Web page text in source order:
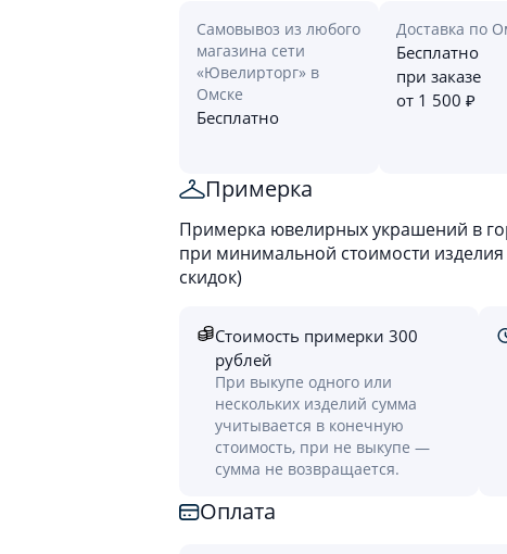
Самовывоз из любого
магазина сети
«Ювелирторг» в
Омске
Бесплатно
Доставка по
Бесплатно
при заказе
от 1 500 ₽
Примерка
Примерка ювелирных украшений в
при минимальной стоимости изделия
скидок)
Стоимость примерки 300
рублей
При выкупе одного или
нескольких изделий сумма
учитывается в конечную
стоимость, при не выкупе —
сумма не возвращается.
Оплата